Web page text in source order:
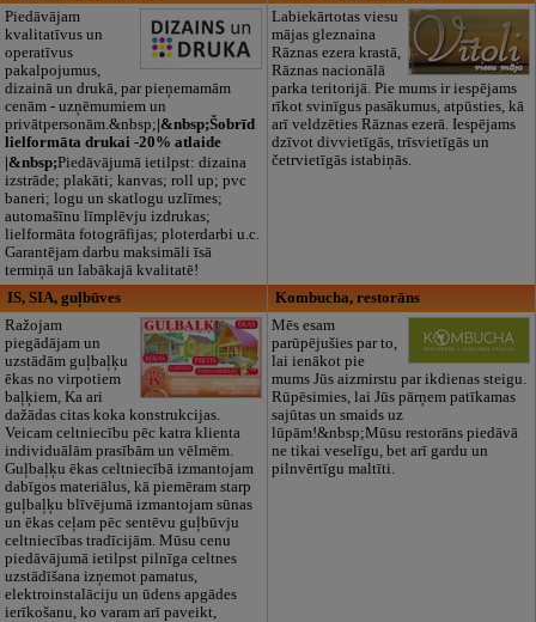
Piedāvājam
kvalitatīvus un
operatīvus
pakalpojumus,
dizainā un drukā, par pieņemamām
cenām - uzņēmumiem un
privātpersonām.&nbsp; |&nbsp;Šobrīd
lielformāta drukai -20% atlaide
|&nbsp;Piedāvājumā ietilpst: dizaina
izstrāde; plakāti; kanvas; roll up; pvc
baneri; logu un skatlogu uzlīmes;
automašīnu līmplēvju izdrukas;
lielformāta fotogrāfijas; ploterdarbi u.c.
Garantējam darbu maksimāli īsā
termiņā un labākajā kvalitatē!
Labiekārtotas viesu
mājas gleznaina
Rāznas ezera krastā,
Rāznas nacionālā
parka teritorijā. Pie mums ir iespējams
rīkot svinīgus pasākumus, atpūsties, kā
arī veldzēties Rāznas ezerā. Iespējams
dzīvot divvietīgās, trīsvietīgās un
četrvietīgās istabiņās.
IS, SIA, guļbūves
Ražojam
piegādājam un
uzstādām guļbaļķu
ēkas no virpotiem
baļķiem, Ka ari
dažādas citas koka konstrukcijas.
Veicam celtniecību pēc katra klienta
individuālām prasībām un vēlmēm.
Guļbaļķu ēkas celtniecībā izmantojam
dabīgos materiālus, kā piemēram starp
guļbaļķu blīvējumā izmantojam sūnas
un ēkas ceļam pēc sentēvu guļbūvju
celtniecības tradīcijām. Mūsu cenu
piedāvājumā ietilpst pilnīga celtnes
uzstādīšana izņemot pamatus,
elektroinstalāciju un ūdens apgādes
ierīkošanu, ko varam arī paveikt,
Kombucha, restorāns
Mēs esam
parūpējušies par to,
lai ienākot pie
mums Jūs aizmirstu par ikdienas steigu.
Rūpēsimies, lai Jūs pārņem patīkamas
sajūtas un smaids uz
lūpām!&nbsp;Mūsu restorāns piedāvā
ne tikai veselīgu, bet arī gardu un
pilnvērtīgu maltīti.